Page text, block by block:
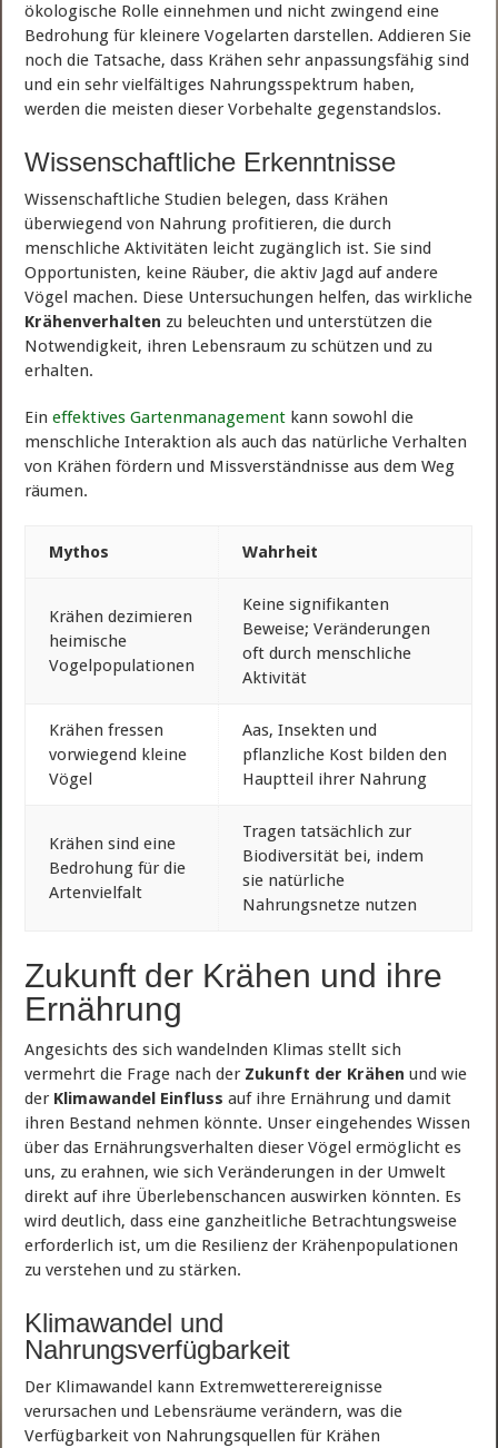
ökologische Rolle einnehmen und nicht zwingend eine
Bedrohung für kleinere Vogelarten darstellen. Addieren Sie
noch die Tatsache, dass Krähen sehr anpassungsfähig sind
und ein sehr vielfältiges Nahrungsspektrum haben,
werden die meisten dieser Vorbehalte gegenstandslos.
Wissenschaftliche Erkenntnisse
Wissenschaftliche Studien belegen, dass Krähen
überwiegend von Nahrung profitieren, die durch
menschliche Aktivitäten leicht zugänglich ist. Sie sind
Opportunisten, keine Räuber, die aktiv Jagd auf andere
Vögel machen. Diese Untersuchungen helfen, das wirkliche
Krähenverhalten zu beleuchten und unterstützen die
Notwendigkeit, ihren Lebensraum zu schützen und zu
erhalten.
Eineffektives Gartenmanagement kann sowohl die
menschliche Interaktion als auch das natürliche Verhalten
von Krähen fördern und Missverständnisse aus dem Weg
räumen.
Mythos Wahrheit
Krähen dezimieren
heimische
Vogelpopulationen
Keine signifikanten
Beweise; Veränderungen
oft durch menschliche
Aktivität
Krähen fressen
vorwiegend kleine
Vögel
Aas, Insekten und
pflanzliche Kost bilden den
Hauptteil ihrer Nahrung
Krähen sind eine
Bedrohung für die
Artenvielfalt
Tragen tatsächlich zur
Biodiversität bei, indem
sie natürliche
Nahrungsnetze nutzen
Zukunft der Krähen und ihre
Ernährung
Angesichts des sich wandelnden Klimas stellt sich
vermehrt die Frage nach der Zukunft der Krähen und wie
der Klimawandel Einfluss auf ihre Ernährung und damit
ihren Bestand nehmen könnte. Unser eingehendes Wissen
über das Ernährungsverhalten dieser Vögel ermöglicht es
uns, zu erahnen, wie sich Veränderungen in der Umwelt
direkt auf ihre Überlebenschancen auswirken könnten. Es
wird deutlich, dass eine ganzheitliche Betrachtungsweise
erforderlich ist, um die Resilienz der Krähenpopulationen
zu verstehen und zu stärken.
Klimawandel und
Nahrungsverfügbarkeit
Der Klimawandel kann Extremwetterereignisse
verursachen und Lebensräume verändern, was die
Verfügbarkeit von Nahrungsquellen für Krähen